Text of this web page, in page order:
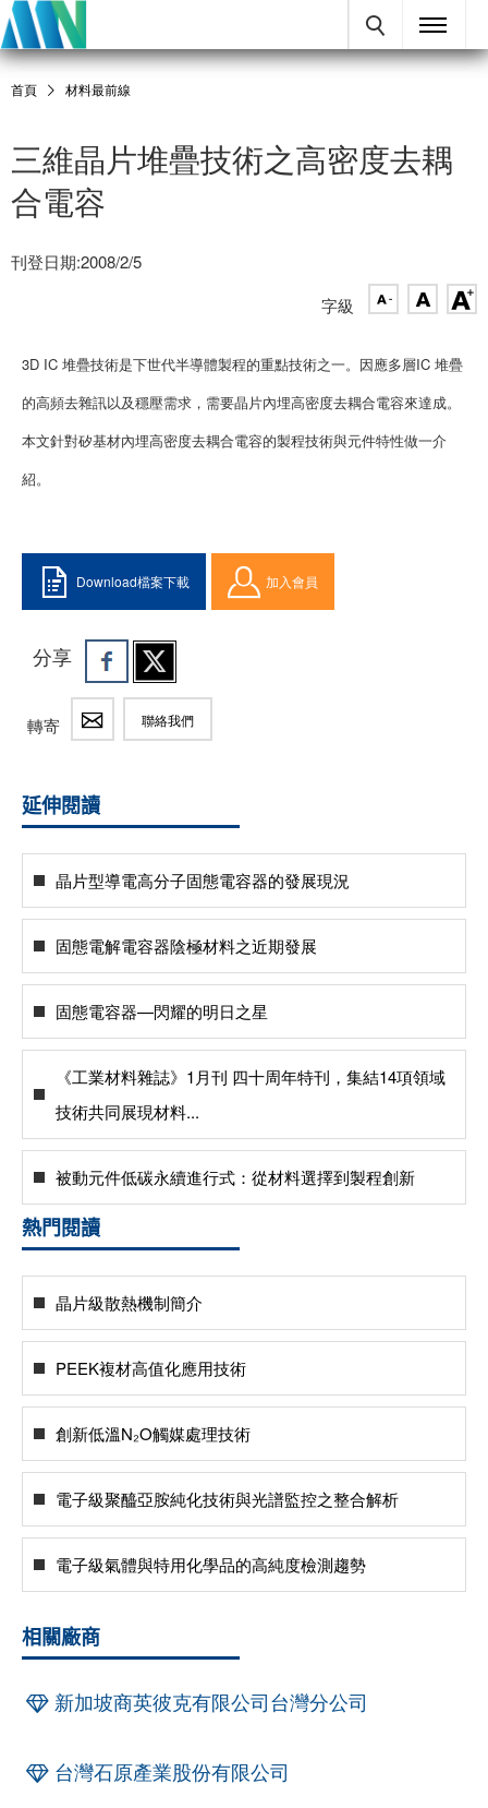
首頁 材料最前線
三維晶片堆疊技術之高密度去耦
合電容
刊登日期:2008/2/5
字級
3D IC 堆疊技術是下世代半導體製程的重點技術之一。因應多層IC 堆疊
的高頻去雜訊以及穩壓需求，需要晶片內埋高密度去耦合電容來達成。
本文針對矽基材內埋高密度去耦合電容的製程技術與元件特性做一介
紹。
Download檔案下載 加入會員
分享
轉寄 聯絡我們
延伸閱讀
晶片型導電高分子固態電容器的發展現況
固態電解電容器陰極材料之近期發展
固態電容器—閃耀的明日之星
《工業材料雜誌》1月刊 四十周年特刊，集結14項領域
技術共同展現材料...
被動元件低碳永續進行式：從材料選擇到製程創新
熱門閱讀
晶片級散熱機制簡介
PEEK複材高值化應用技術
創新低溫N₂O觸媒處理技術
電子級聚醯亞胺純化技術與光譜監控之整合解析
電子級氣體與特用化學品的高純度檢測趨勢
相關廠商
新加坡商英彼克有限公司台灣分公司
台灣石原產業股份有限公司